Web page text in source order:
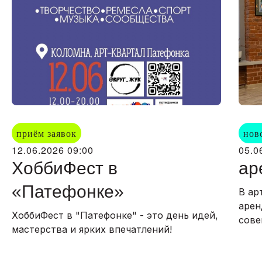
12.06.2026 09:00
приём заявок
ХоббиФест в
«Патефонке»
ХоббиФест в "Патефонке" - это день идей,
мастерства и ярких впечатлений!
В
коворкинга для встреч, брейнштормов,
мастер-классов на условиях договора.
Долгосрочная аренда
Креативным резидентам
карта